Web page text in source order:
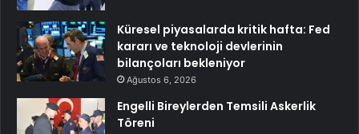
Küresel piyasalarda kritik hafta: Fed
kararı ve teknoloji devlerinin
bilançoları bekleniyor
Ağustos 6, 2026
Engelli Bireylerden Temsili Askerlik
Töreni